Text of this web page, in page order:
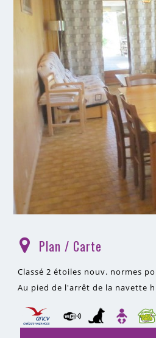
Plan / Carte
Classé 2 étoiles nouv. normes
Au pied de l'arrêt de la navette